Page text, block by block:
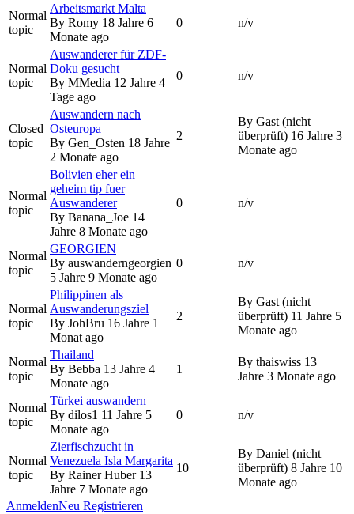
Normal
topic
Arbeitsmarkt Malta
By Romy 18 Jahre 6
Monate ago
0 n/v
Normal
topic
Auswanderer für ZDF-
Doku gesucht
By MMedia 12 Jahre 4
Tage ago
0 n/v
Closed
topic
Auswandern nach
Osteuropa
By Gen_Osten 18 Jahre
2 Monate ago
2
By Gast (nicht
überprüft) 16 Jahre 3
Monate ago
Normal
topic
Bolivien eher ein
geheim tip fuer
Auswanderer
By Banana_Joe 14
Jahre 8 Monate ago
0 n/v
Normal
topic
GEORGIEN
By auswanderngeorgien
5 Jahre 9 Monate ago
0 n/v
Normal
topic
Philippinen als
Auswanderungsziel
By JohBru 16 Jahre 1
Monat ago
2
By Gast (nicht
überprüft) 11 Jahre 5
Monate ago
Normal
topic
Thailand
By Bebba 13 Jahre 4
Monate ago
1
By thaiswiss 13
Jahre 3 Monate ago
Normal
topic
Türkei auswandern
By dilos1 11 Jahre 5
Monate ago
0 n/v
Normal
topic
Zierfischzucht in
Venezuela Isla Margarita
By Rainer Huber13
Jahre 7 Monate ago
10
By Daniel (nicht
überprüft) 8 Jahre 10
Monate ago
AnmeldenNeu Registrieren